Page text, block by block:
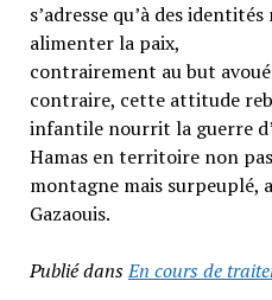
s’adresse qu’à des
alimenter la paix,
contrairement au but
contraire, cette attitude
infantile nourrit la guerre
Hamas en territoire non
montagne mais surpeuplé,
Gazaouis.
Publié dansEn cours de